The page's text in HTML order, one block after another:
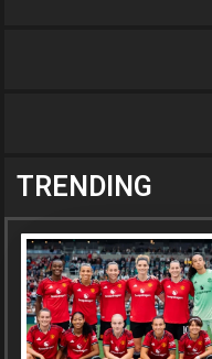
TRENDING